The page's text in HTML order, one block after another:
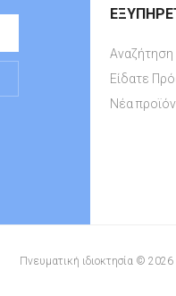
Αναζήτηση
Είδατε
Νέα
Πνευματική ιδιοκτησία ©